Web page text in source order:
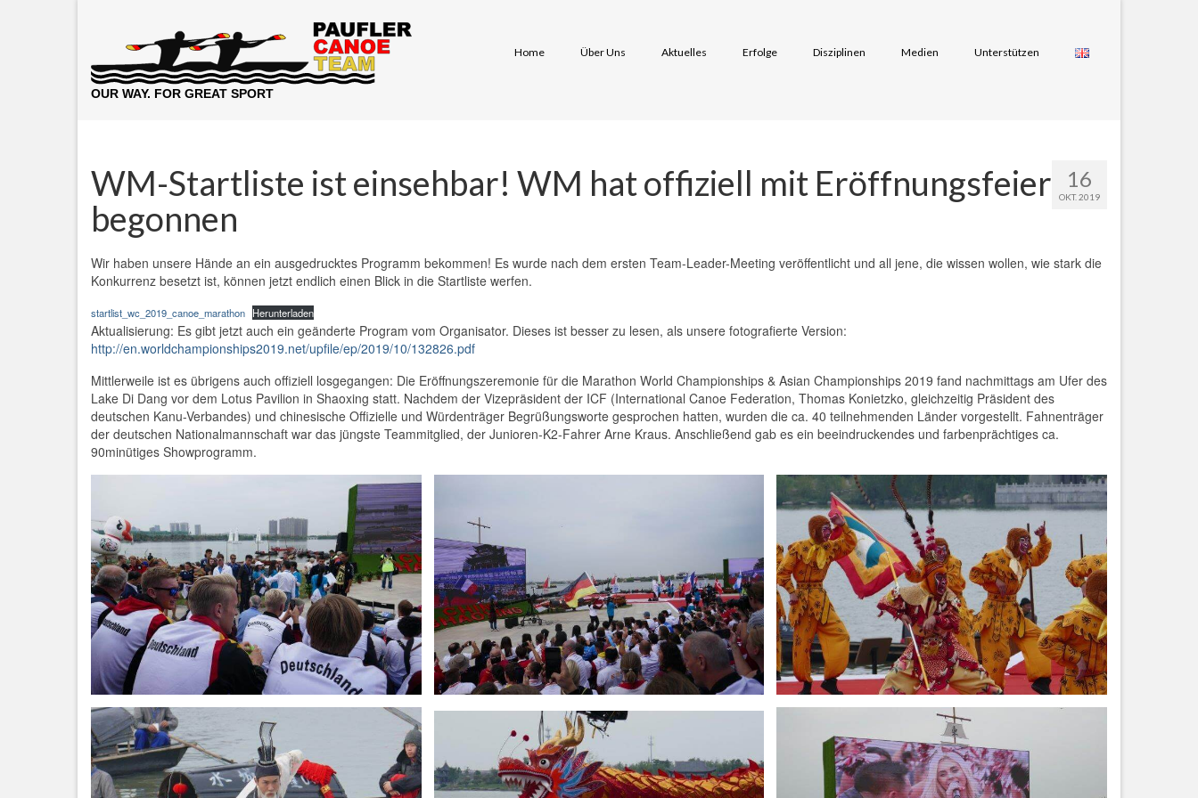
OUR WAY. FOR GREAT SPORT
Home Über Uns Aktuelles Erfolge Disziplinen Medien Unterstützen
16
OKT. 2019
WM-Startliste ist einsehbar! WM hat offiziell mit Eröffnungsfeier
begonnen
Wir haben unsere Hände an ein ausgedrucktes Programm bekommen! Es wurde nach dem ersten Team-Leader-Meeting veröffentlicht und all jene, die wissen wollen, wie stark die
Konkurrenz besetzt ist, können jetzt endlich einen Blick in die Startliste werfen.
startlist_wc_2019_canoe_marathon Herunterladen
Aktualisierung: Es gibt jetzt auch ein geänderte Program vom Organisator. Dieses ist besser zu lesen, als unsere fotografierte Version:
http://en.worldchampionships2019.net/upfile/ep/2019/10/132826.pdf
Mittlerweile ist es übrigens auch offiziell losgegangen: Die Eröffnungszeremonie für die Marathon World Championships & Asian Championships 2019 fand nachmittags am Ufer des
Lake Di Dang vor dem Lotus Pavilion in Shaoxing statt. Nachdem der Vizepräsident der ICF (International Canoe Federation, Thomas Konietzko, gleichzeitig Präsident des
deutschen Kanu-Verbandes) und chinesische Offizielle und Würdenträger Begrüßungsworte gesprochen hatten, wurden die ca. 40 teilnehmenden Länder vorgestellt. Fahnenträger
der deutschen Nationalmannschaft war das jüngste Teammitglied, der Junioren-K2-Fahrer Arne Kraus. Anschließend gab es ein beeindruckendes und farbenprächtiges ca.
90minütiges Showprogramm.